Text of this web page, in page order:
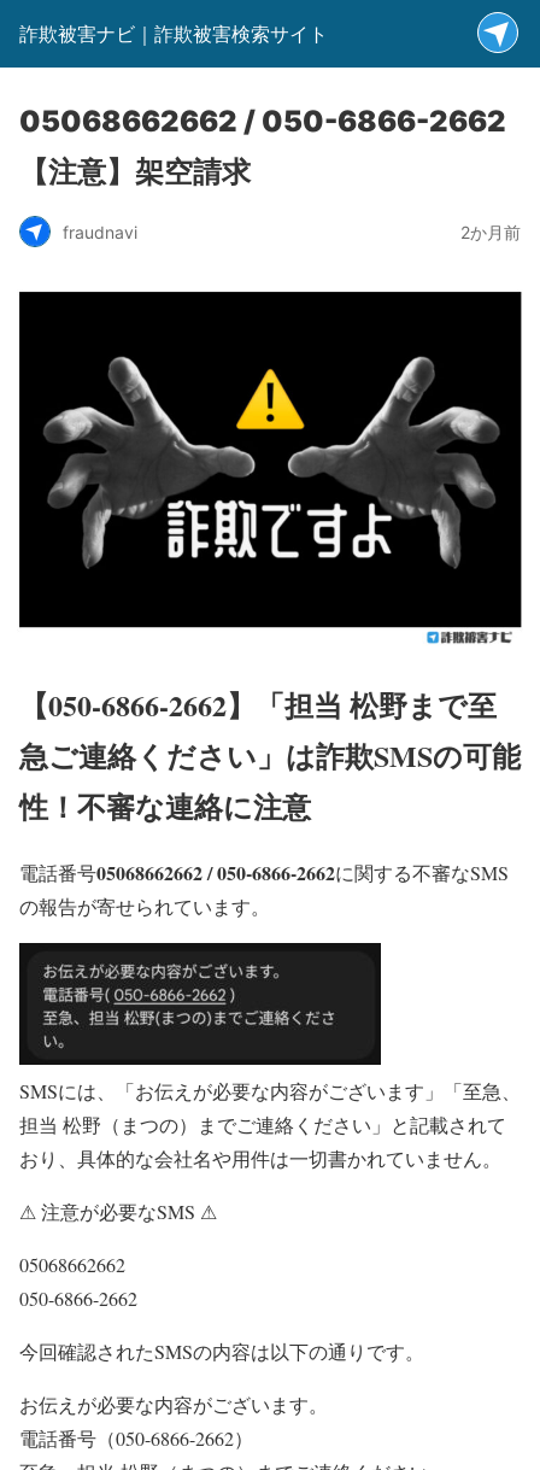
詐欺被害ナビ｜詐欺被害検索サイト
05068662662 / 050-6866-2662
【注意】架空請求
fraudnavi 2か月前
【050-6866-2662】「担当 松野まで至
急ご連絡ください」は詐欺SMSの可能
性！不審な連絡に注意
電話番号05068662662 / 050-6866-2662に関する不審なSMS
の報告が寄せられています。
SMSには、
「お伝えが必要な内容がございます」「至急、
担当 松野（まつの）までご連絡ください」 と記載されて
おり、具体的な会社名や用件は一切書かれていません。
⚠ 注意が必要なSMS ⚠
05068662662
050-6866-2662
今回確認されたSMSの内容は以下の通りです。
お伝えが必要な内容がございます。
電話番号（050-6866-2662）